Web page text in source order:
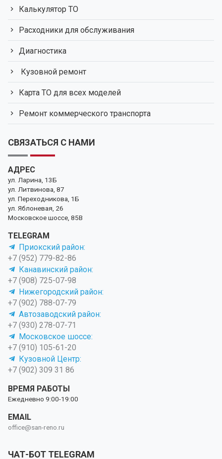
Калькулятор ТО
Расходники для обслуживания
Диагностика
Кузовной ремонт
Карта ТО для всех моделей
Ремонт коммерческого транспорта
СВЯЗАТЬСЯ С НАМИ
АДРЕС
ул. Ларина, 13Б
ул. Литвинова, 87
ул. Переходникова, 1Б
ул. Яблоневая, 26
Московское шоссе, 85В
TELEGRAM
Приокский район:
+7 (952) 779-82-86
Канавинский район:
+7 (908) 725-07-98
Нижегородский район:
+7 (902) 788-07-79
Автозаводский район:
+7 (930) 278-07-71
Московское шоссе:
+7 (910) 105-61-20
Кузовной Центр:
+7 (902) 309 31 86
ВРЕМЯ РАБОТЫ
Ежедневно 9:00-19:00
EMAIL
office@san-reno.ru
ЧАТ-БОТ TELEGRAM